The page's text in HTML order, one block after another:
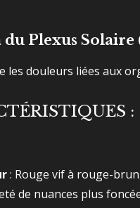
du Plexus
les douleurs liées aux
:
: Rouge vif à rouge-
de nuances plus